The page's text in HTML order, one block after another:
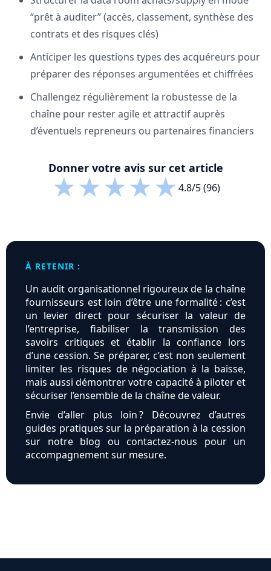
“prêt à auditer” (accès, classement, synthèse des
contrats et des risques clés)
Anticiper les questions types des acquéreurs pour
préparer des réponses argumentées et chiffrées
Challengez régulièrement la robustesse de la
chaîne pour rester agile et attractif auprès
d’éventuels repreneurs ou partenaires financiers
Donner votre avis sur cet article
★★★★★4.8/5 (96)
À RETENIR :
Un audit organisationnel rigoureux de la chaîne
fournisseurs est loin d’être une formalité : c’est
un levier direct pour sécuriser la valeur de
l’entreprise, fiabiliser la transmission des
savoirs critiques et établir la confiance lors
d’une cession. Se préparer, c’est non seulement
limiter les risques de négociation à la baisse,
mais aussi démontrer votre capacité à piloter et
sécuriser l’ensemble de la chaîne de valeur.
Envie d’aller plus loin ? Découvrez d’autres
guides pratiques sur la préparation à la cession
sur notre blog ou contactez-nous pour un
accompagnement sur mesure.